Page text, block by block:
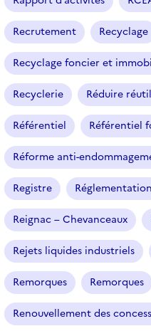
Recrutement Recyclage
Recyclage foncier et
Recyclerie Réduire
Référentiel Référentiel
Réforme anti-
Registre Réglementation
Reignac – Chevanceaux
Rejets liquides industriels
Remorques Remorques
Renouvellement des